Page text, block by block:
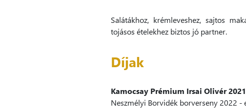
Salátákhoz, krémleveshez, sajtos
tojásos ételekhez biztos jó partner.
Díjak
Kamocsay Prémium Irsai Olivér 2021
Neszmélyi Borvidék borverseny 2022 -